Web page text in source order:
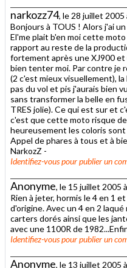
narkozz74, le 28 juillet 2005
Bonjours à TOUS ! Alors j'ai
El'me plait b'en moi cette
rapport au reste de la
fortement après une XJ900 et
bien tenter moi. Par contre je
(2 c'est mieux visuellement),
pas du vol et pis j'aurais bien
sans transformer la belle en
TRES jolie). Ce qui est sur et
c'est que cette moto risque
heureusement les coloris sont
Appel de phares à tous et à
NarkozZ -
Identifiez-vouspour publier un
Anonyme, le 15 juillet 2005
Rien à jeter, hormis le 4 en 1
d'origine. Avec un 4 en 2
carters dorés ainsi que les
avec une 1100R de
Identifiez-vouspour publier un
Anonyme, le 13 juillet 2005